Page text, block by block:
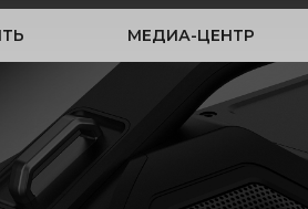
МЕДИА-ЦЕНТР